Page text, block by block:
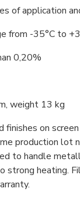
of application
from -35°С to
0,20%
weight 13 kg
finishes on
production lot
to handle
heating.